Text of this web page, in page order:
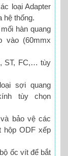
loại Adapter
hệ thống.
hàn quang
vào (60mmx
ST, FC,… tùy
sợi quang
tùy chọn
bảo vệ các
hộp ODF xếp
ốc vít để bắt